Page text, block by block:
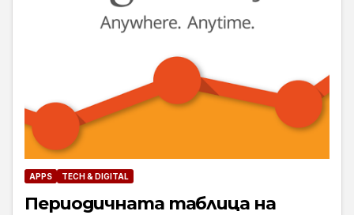
APPS TECH & DIGITAL
Периодичната таблица на